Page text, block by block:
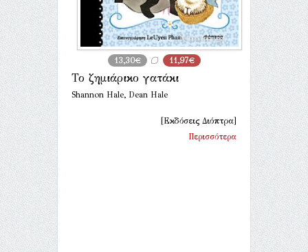
13,30€ 11,97€
Το ζημιάρικο γατάκι
Shannon Hale, Dean Hale
[Εκδόσεις Διόπτρα]
Περισσότερα